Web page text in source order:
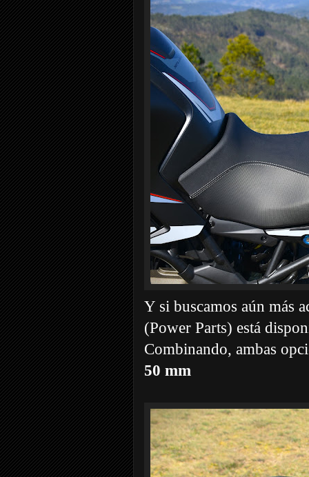
Y si buscamos aún más
(Power Parts) está
Combinando, ambas
50 mm